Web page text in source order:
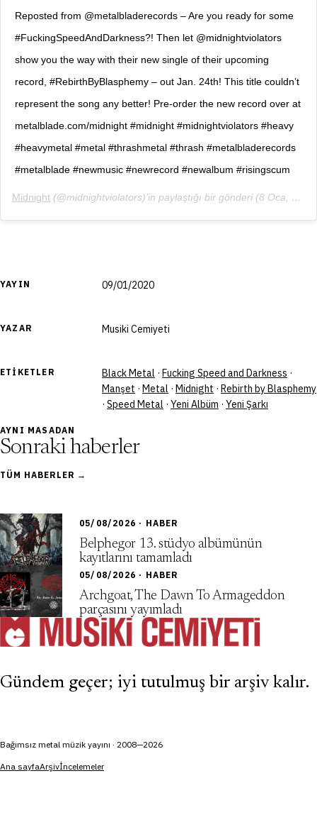
YAYIN 09/01/2020
YAZAR Musiki Cemiyeti
ETIKETLER Black Metal · Fucking Speed and Darkness ·
Manşet · Metal · Midnight · Rebirth by Blasphemy
· Speed Metal · Yeni Albüm · Yeni Şarkı
Reposted from @metalbladerecords – Are you ready for some
#FuckingSpeedAndDarkness?! Then let @midnightviolators
show you the way with their new single of their upcoming
record, #RebirthByBlasphemy – out Jan. 24th! This title couldn’t
represent the song any better! Pre-order the new record over at
metalblade.com/midnight #midnight #midnightviolators #heavy
#heavymetal #metal #thrashmetal #thrash #metalbladerecords
#metalblade #newmusic #newrecord #newalbum #risingscum
Midnight (@midnightviolators)’in paylaştığı bir gönderi (8 Oca, 2020, 12:11ös PST
AYNI MASADAN
Sonraki haberler
TÜM HABERLER →
05/08/2026 · HABER
Belphegor 13. stüdyo albümünün
kayıtlarını tamamladı
05/08/2026 · HABER
Archgoat, The Dawn To Armageddon
parçasını yayımladı
Gündem geçer; iyi tutulmuş bir arşiv kalır.
Bağımsız metal müzik yayını · 2008—2026
Ana sayfaArşivİncelemeler